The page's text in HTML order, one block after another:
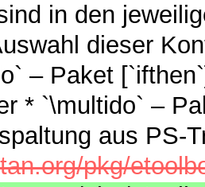
in den
dieser
– Paket
* `\multido` –
aus PS-
pkg/